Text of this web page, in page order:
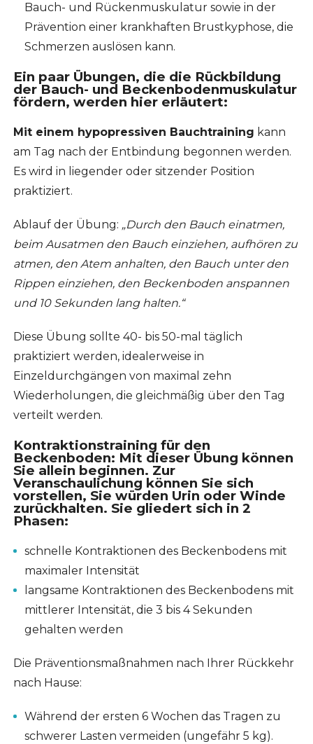
Bauch- und Rückenmuskulatur sowie in der
Prävention einer krankhaften Brustkyphose, die
Schmerzen auslösen kann.
Ein paar Übungen, die die Rückbildung
der Bauch- und Beckenbodenmuskulatur
fördern, werden hier erläutert:
Mit einem hypopressiven Bauchtraining kann
am Tag nach der Entbindung begonnen werden.
Es wird in liegender oder sitzender Position
praktiziert.
Ablauf der Übung: „Durch den Bauch einatmen,
beim Ausatmen den Bauch einziehen, aufhören zu
atmen, den Atem anhalten, den Bauch unter den
Rippen einziehen, den Beckenboden anspannen
und 10 Sekunden lang halten.“
Diese Übung sollte 40- bis 50-mal täglich
praktiziert werden, idealerweise in
Einzeldurchgängen von maximal zehn
Wiederholungen, die gleichmäßig über den Tag
verteilt werden.
Kontraktionstraining für den
Beckenboden: Mit dieser Übung können
Sie allein beginnen. Zur
Veranschaulichung können Sie sich
vorstellen, Sie würden Urin oder Winde
zurückhalten. Sie gliedert sich in 2
Phasen:
schnelle Kontraktionen des Beckenbodens mit
maximaler Intensität
langsame Kontraktionen des Beckenbodens mit
mittlerer Intensität, die 3 bis 4 Sekunden
gehalten werden
Die Präventionsmaßnahmen nach Ihrer Rückkehr
nach Hause:
Während der ersten 6 Wochen das Tragen zu
schwerer Lasten vermeiden (ungefähr 5 kg).